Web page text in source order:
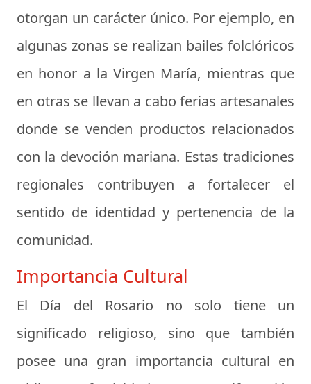
otorgan un carácter único. Por ejemplo, en
algunas zonas se realizan bailes folclóricos
en honor a la Virgen María, mientras que
en otras se llevan a cabo ferias artesanales
donde se venden productos relacionados
con la devoción mariana. Estas tradiciones
regionales contribuyen a fortalecer el
sentido de identidad y pertenencia de la
comunidad.
Importancia Cultural
El Día del Rosario no solo tiene un
significado religioso, sino que también
posee una gran importancia cultural en